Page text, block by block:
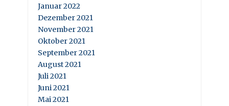
Januar 2022
Dezember 2021
November 2021
Oktober 2021
September 2021
August 2021
Juli 2021
Juni 2021
Mai 2021